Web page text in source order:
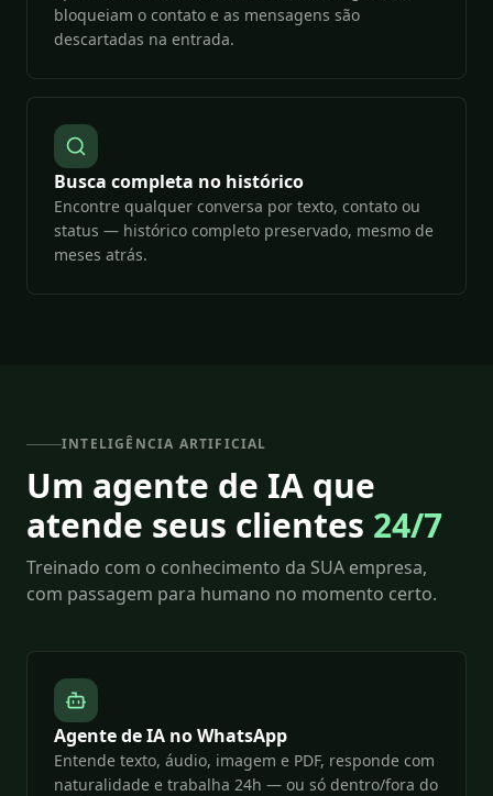
bloqueiam o contato e as mensagens são
descartadas na entrada.
Busca completa no histórico
Encontre qualquer conversa por texto, contato ou
status — histórico completo preservado, mesmo de
meses atrás.
INTELIGÊNCIA ARTIFICIAL
Um agente de IA que
atende seus clientes 24/7
Treinado com o conhecimento da SUA empresa,
com passagem para humano no momento certo.
Agente de IA no WhatsApp
Entende texto, áudio, imagem e PDF, responde com
naturalidade e trabalha 24h — ou só dentro/fora do